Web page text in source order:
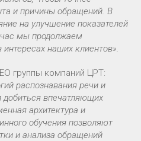
и причины обращений. В
на улучшение показателей
мы продолжаем
наших клиентов».
группы компаний ЦРТ:
распознавания речи и
добиться впечатляющих
архитектура и
обучения позволяют
и анализа обращений